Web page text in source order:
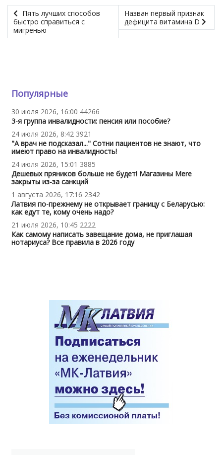
Пять лучших способов
быстро справиться с
мигренью
Назван первый признак
дефицита витамина D
Популярные
30 июля 2026, 16:00 44266
3-я группа инвалидности: пенсия или пособие?
24 июля 2026, 8:42 3921
"А врач не подсказал..." Сотни пациентов не знают, что
имеют право на инвалидность!
24 июля 2026, 15:01 3885
Дешевых пряников больше не будет! Магазины Mere
закрыты из-за санкций
1 августа 2026, 17:16 2342
Латвия по-прежнему не открывает границу с Беларусью:
как едут те, кому очень надо?
21 июля 2026, 10:45 2222
Как самому написать завещание дома, не приглашая
нотариуса? Все правила в 2026 году